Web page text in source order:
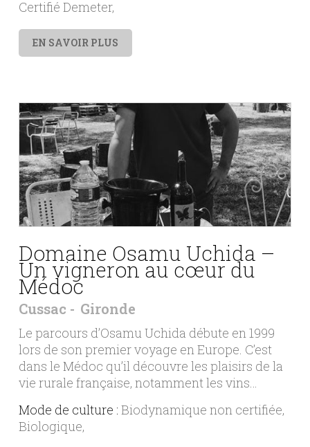
Certifié Demeter
EN SAVOIR PLUS
Domaine Osamu Uchida –
Un vigneron au cœur du
Médoc
Cussac Gironde
Le parcours d’Osamu Uchida débute en 1999
lors de son premier voyage en Europe. C’est
dans le Médoc qu’il découvre les plaisirs de la
vie rurale française, notamment les vins…
Mode de culture : Biodynamique non certifiée
Biologique